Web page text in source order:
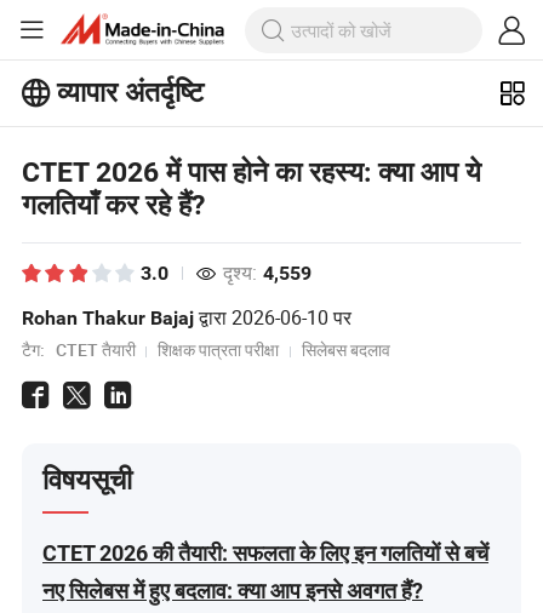
व्यापार अंतर्दृष्टि
CTET 2026 में पास होने का रहस्य: क्या आप ये
गलतियाँ कर रहे हैं?
3.0 दृश्य: 4,559
Rohan Thakur Bajajद्वारा2026-06-10पर
टैग: CTET तैयारी शिक्षक पात्रता परीक्षा सिलेबस बदलाव
विषयसूची
CTET 2026 की तैयारी: सफलता के लिए इन गलतियों से बचें
नए सिलेबस में हुए बदलाव: क्या आप इनसे अवगत हैं?